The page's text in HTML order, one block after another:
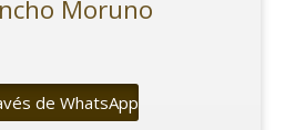
Moruno
de WhatsApp